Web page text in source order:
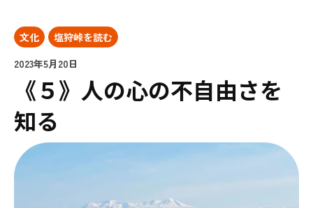
文化
塩狩峠を読む
2023年5月20日
《５》人の心の不自由さを
知る